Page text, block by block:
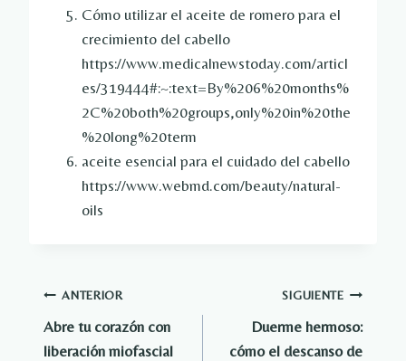
Cómo utilizar el aceite de romero para el
crecimiento del cabello
https://www.medicalnewstoday.com/articl
es/319444#:~:text=By%206%20months%
2C%20both%20groups,only%20in%20the
%20long%20term
aceite esencial para el cuidado del cabello
https://www.webmd.com/beauty/natural-
oils
Navegación
de
ANTERIOR
Abre tu corazón con
liberación miofascial
SIGUIENTE
Duerme hermoso:
cómo el descanso de